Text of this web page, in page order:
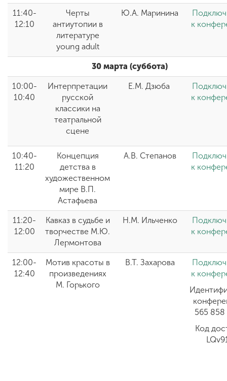
11:40-
12:10
Черты
антиутопии в
литературе
young adult
Ю.А. Маринина
к
30 марта (суббота)
10:00-
10:40
Интерпретации
русской
классики на
театральной
сцене
Е.М. Дзюба
к
10:40-
11:20
Концепция
детства в
художественном
мире В.П.
Астафьева
А.В. Степанов
к
11:20-
12:00
Кавказ в судьбе и
творчестве М.Ю.
Лермонтова
Н.М. Ильченко
к
12:00-
12:40
Мотив красоты в
произведениях
М. Горького
В.Т. Захарова
к
565 858
Код